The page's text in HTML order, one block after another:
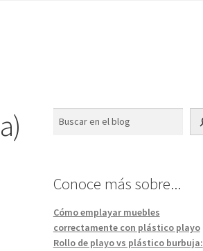
Conoce más sobre...
Cómo emplayar muebles
correctamente con plástico playo
Rollo de playo vs plástico burbuja: